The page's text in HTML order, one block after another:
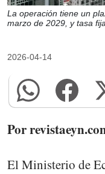
La operación tiene un
marzo de 2029, y tasa
2026-04-14
Por
El Ministerio de